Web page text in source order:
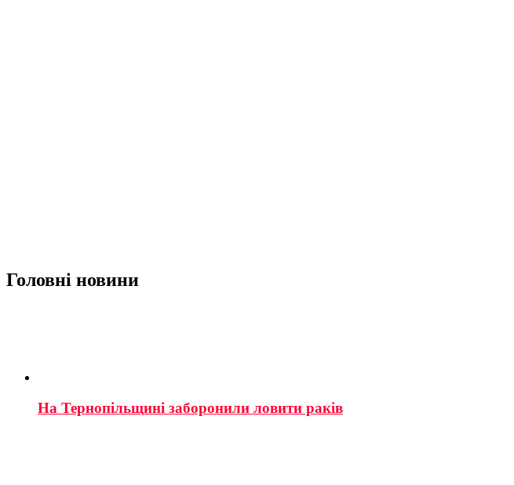
Головні новини
На Тернопільщині заборонили ловити раків